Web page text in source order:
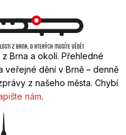
Brna a okolí. Přehledné
veřejné dění v Brně – denně
z našeho města. Chybí
nám.